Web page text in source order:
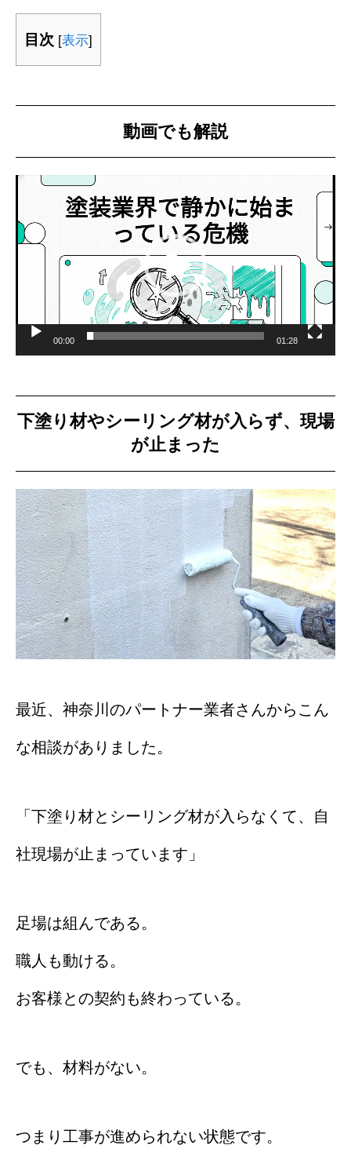
目次 [表示]
動画でも解説
動
レ
ー
00:00 01:28
下塗り材やシーリング材が入らず、現場
が止まった
最近、神奈川のパートナー業者さんからこん
な相談がありました。
「下塗り材とシーリング材が入らなくて、自
社現場が止まっています」
足場は組んである。
職人も動ける。
お客様との契約も終わっている。
でも、材料がない。
つまり工事が進められない状態です。